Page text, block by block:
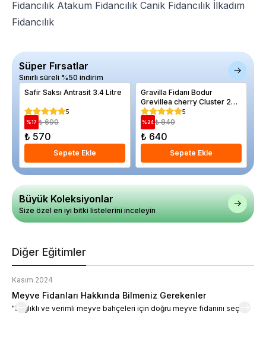
Fidancılık Atakum Fidancılık Canik Fidancılık İlkadım
Fidancılık
Süper Fırsatlar
Sınırlı süreli %50 indirim
Safir Saksı Antrasit 3.4 Litre
5
%17 ₺ 690
₺ 570
Sepete Ekle
Gravilla Fidanı Bodur
Grevillea cherry Cluster 20
40 cm Saksıda
5
%24 ₺ 840
₺ 640
Sepete Ekle
Büyük Koleksiyonlar
Size özel en iyi bitki listelerini inceleyin
Diğer Eğitimler
Kasım 2024
Meyve Fidanları Hakkında Bilmeniz Gerekenler
"Sağlıklı ve verimli meyve bahçeleri için doğru meyve fidanını seçin."